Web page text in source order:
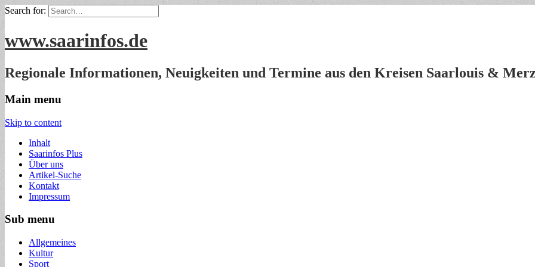
Search for:
www.saarinfos.de
Regionale Informationen, Neuigkeiten und Termine aus den Kreisen Saarlouis &
Main menu
Skip to content
Inhalt
Saarinfos Plus
Über uns
Artikel-Suche
Kontakt
Impressum
Sub menu
Allgemeines
Kultur
Sport